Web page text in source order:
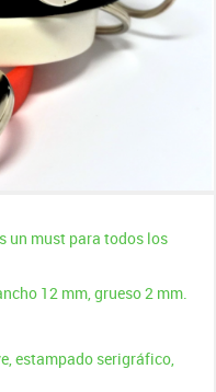
un must para todos los
12 mm, grueso 2 mm.
estampado serigráfico,